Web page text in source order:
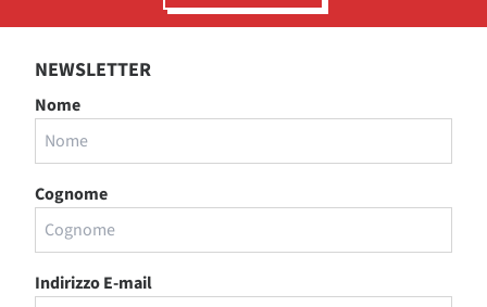
NEWSLETTER
Nome
Cognome
Indirizzo E-mail